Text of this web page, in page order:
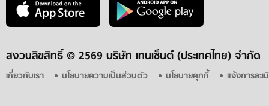
สงวนลิขสิทธิ์ © 2569 บริษัท เทนเซ็นต์ (ประเทศไทย) จำกัด
เกี่ยวกับเรา นโยบายความเป็นส่วนตัว นโยบายคุกกี้ แจ้งการละ